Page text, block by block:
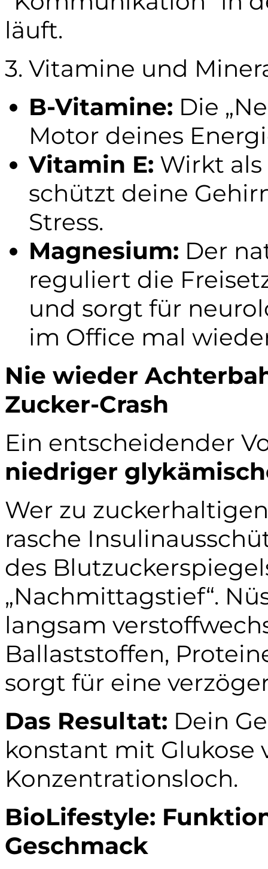
läuft.
3. Vitamine und
B-Vitamine: Die
Motor deines
Vitamin E: Wirkt
schützt deine
Stress.
Magnesium: Der
reguliert die
und sorgt für
im Office mal
Nie wieder
Zucker-Crash
Ein entscheidender
niedriger
Wer zu
rasche
des
„Nachmittagstief“.
langsam
Ballaststoffen,
sorgt für eine
Das Resultat: Dein
konstant mit Glukose
Konzentrationsloch.
BioLifestyle:
Geschmack